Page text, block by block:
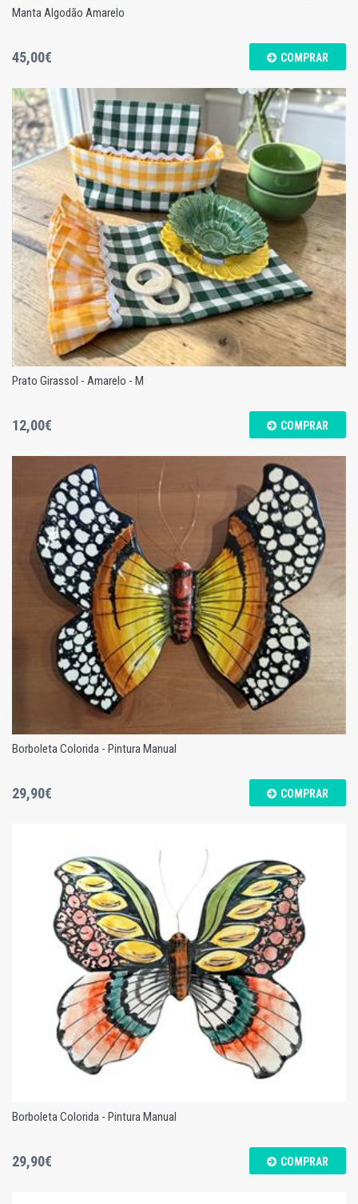
Manta Algodão Amarelo
Manta Algodão Amarelo
45,00€ COMPRAR
Prato Girassol - Amarelo - M
Prato Girassol - Amarelo - M
12,00€ COMPRAR
Borboleta Colorida - Pintura Manual
Borboleta Colorida - Pintura Manual
29,90€ COMPRAR
Borboleta Colorida - Pintura Manual
29,90€ COMPRAR